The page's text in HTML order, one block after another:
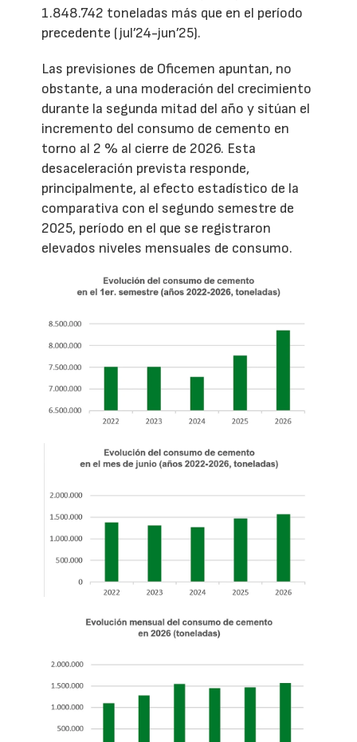
1.848.742 toneladas más que en el período
precedente (jul’24-jun’25).
Las previsiones de Oficemen apuntan, no
obstante, a una moderación del crecimiento
durante la segunda mitad del año y sitúan el
incremento del consumo de cemento en
torno al 2 % al cierre de 2026. Esta
desaceleración prevista responde,
principalmente, al efecto estadístico de la
comparativa con el segundo semestre de
2025, período en el que se registraron
elevados niveles mensuales de consumo.